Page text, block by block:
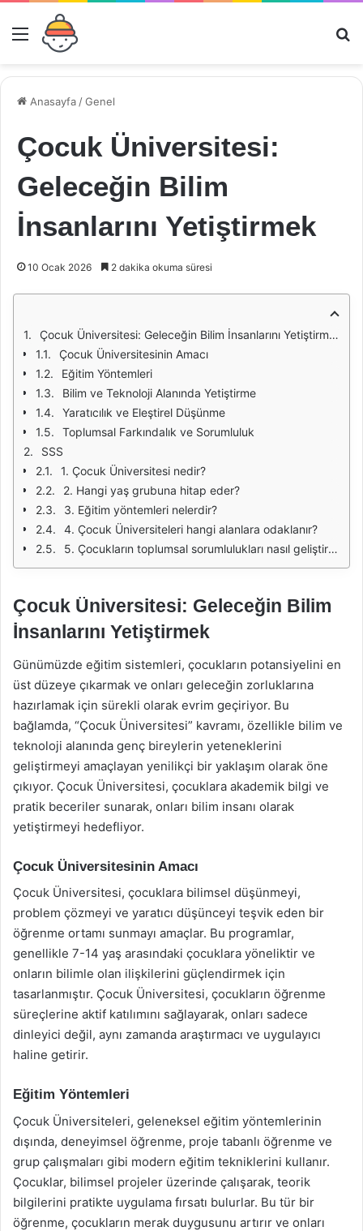
Menü
Anasayfa /Genel
Çocuk Üniversitesi:
Geleceğin Bilim
İnsanlarını Yetiştirmek
10 Ocak 2026 2 dakika okuma süresi
Çocuk Üniversitesi: Geleceğin Bilim İnsanlarını Yetiştirmek
Çocuk Üniversitesinin Amacı
Eğitim Yöntemleri
Bilim ve Teknoloji Alanında Yetiştirme
Yaratıcılık ve Eleştirel Düşünme
Toplumsal Farkındalık ve Sorumluluk
SSS
1. Çocuk Üniversitesi nedir?
2. Hangi yaş grubuna hitap eder?
3. Eğitim yöntemleri nelerdir?
4. Çocuk Üniversiteleri hangi alanlara odaklanır?
5. Çocukların toplumsal sorumlulukları nasıl geliştirilir?
Çocuk Üniversitesi: Geleceğin Bilim
İnsanlarını Yetiştirmek
Günümüzde eğitim sistemleri, çocukların potansiyelini en
üst düzeye çıkarmak ve onları geleceğin zorluklarına
hazırlamak için sürekli olarak evrim geçiriyor. Bu
bağlamda, “Çocuk Üniversitesi” kavramı, özellikle bilim ve
teknoloji alanında genç bireylerin yeteneklerini
geliştirmeyi amaçlayan yenilikçi bir yaklaşım olarak öne
çıkıyor. Çocuk Üniversitesi, çocuklara akademik bilgi ve
pratik beceriler sunarak, onları bilim insanı olarak
yetiştirmeyi hedefliyor.
Çocuk Üniversitesinin Amacı
Çocuk Üniversitesi, çocuklara bilimsel düşünmeyi,
problem çözmeyi ve yaratıcı düşünceyi teşvik eden bir
öğrenme ortamı sunmayı amaçlar. Bu programlar,
genellikle 7-14 yaş arasındaki çocuklara yöneliktir ve
onların bilimle olan ilişkilerini güçlendirmek için
tasarlanmıştır. Çocuk Üniversitesi, çocukların öğrenme
süreçlerine aktif katılımını sağlayarak, onları sadece
dinleyici değil, aynı zamanda araştırmacı ve uygulayıcı
haline getirir.
Eğitim Yöntemleri
Çocuk Üniversiteleri, geleneksel eğitim yöntemlerinin
dışında, deneyimsel öğrenme, proje tabanlı öğrenme ve
grup çalışmaları gibi modern eğitim tekniklerini kullanır.
Çocuklar, bilimsel projeler üzerinde çalışarak, teorik
bilgilerini pratikte uygulama fırsatı bulurlar. Bu tür bir
öğrenme, çocukların merak duygusunu artırır ve onları